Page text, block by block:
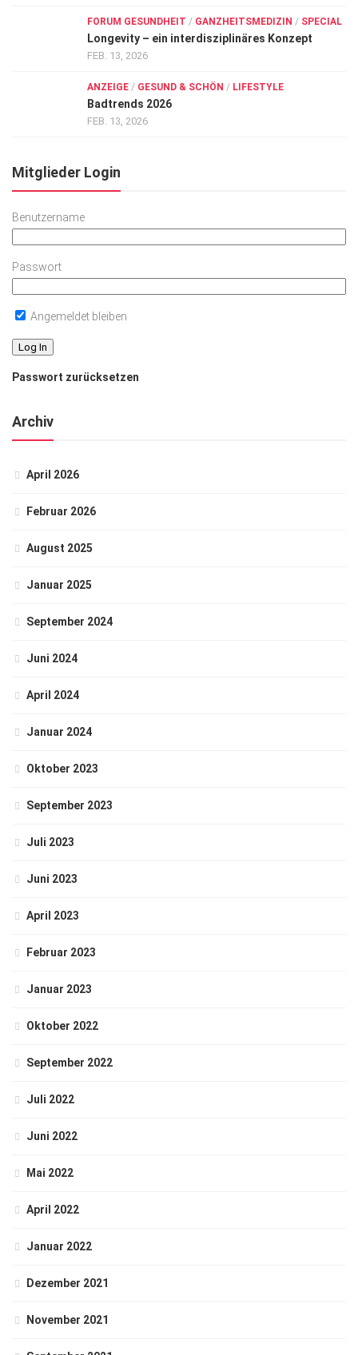
FORUM GESUNDHEIT / GANZHEITSMEDIZIN / SPECIAL
Longevity – ein interdisziplinäres Konzept
FEB. 13, 2026
ANZEIGE / GESUND & SCHÖN / LIFESTYLE
Badtrends 2026
FEB. 13, 2026
Mitglieder Login
Benutzername
Passwort
Angemeldet bleiben
Passwort zurücksetzen
Archiv
April 2026
Februar 2026
August 2025
Januar 2025
September 2024
Juni 2024
April 2024
Januar 2024
Oktober 2023
September 2023
Juli 2023
Juni 2023
April 2023
Februar 2023
Januar 2023
Oktober 2022
September 2022
Juli 2022
Juni 2022
Mai 2022
April 2022
Januar 2022
Dezember 2021
November 2021